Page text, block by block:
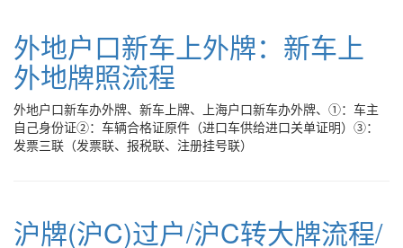
外地户口新车上外牌：新车上
外地牌照流程
外地户口新车办外牌、新车上牌、上海户口新车办外牌、①：车主
自己身份证②：车辆合格证原件（进口车供给进口关单证明）③：
发票三联（发票联、报税联、注册挂号联）
沪牌(沪C)过户/沪C转大牌流程/